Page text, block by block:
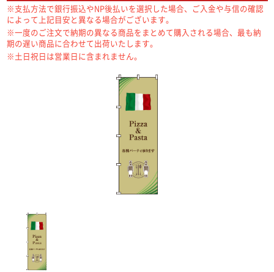
※支払方法で銀行振込やNP後払いを選択した場合、ご入金や与信の確認
によって上記目安と異なる場合がございます。
※一度のご注文で納期の異なる商品をまとめて購入される場合、最も納
期の遅い商品に合わせて出荷いたします。
※土日祝日は営業日に含まれません。